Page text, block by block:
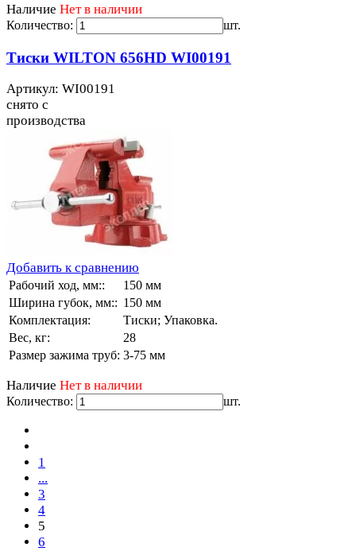
Наличие Нет в наличии
Количество: шт.
Тиски WILTON 656HD WI00191
Артикул: WI00191
снято с
производства
Добавить к сравнению
Рабочий ход, мм::
150 мм
Ширина губок, мм:: 150 мм
Комплектация:
Тиски; Упаковка.
Вес, кг:
28
Размер зажима труб: 3-75 мм
Наличие Нет в наличии
Количество: шт.
1
...
3
4
5
6